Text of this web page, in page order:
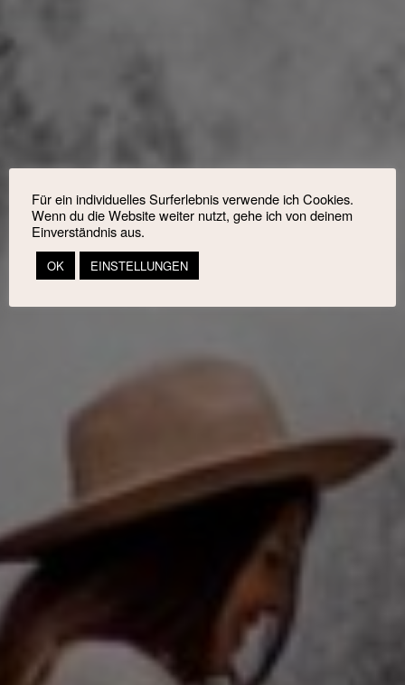
Für ein individuelles Surferlebnis verwende ich Cookies.
Wenn du die Website weiter nutzt, gehe ich von deinem
Einverständnis aus.
OK EINSTELLUNGEN